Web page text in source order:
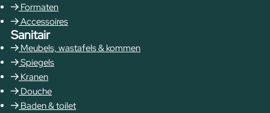
Formaten
Accessoires
Sanitair
Meubels, wastafels & kommen
Spiegels
Kranen
Douche
Baden & toilet